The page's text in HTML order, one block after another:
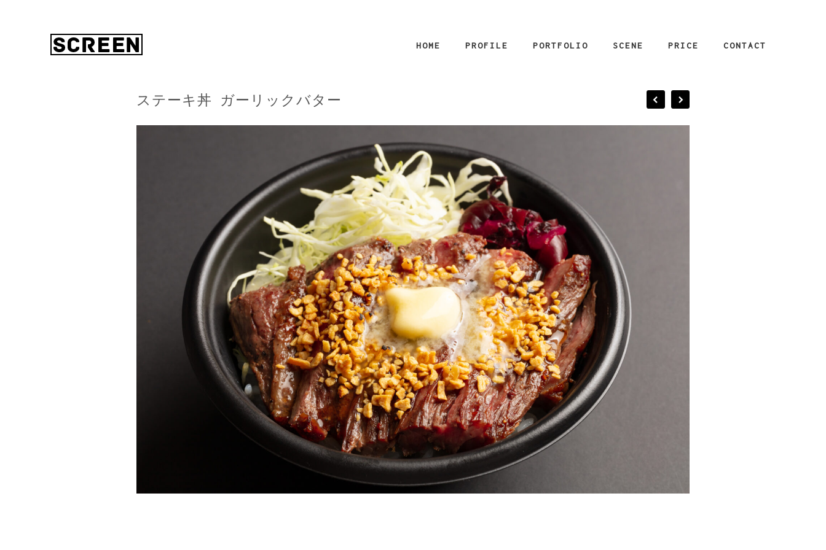
HOME PROFILE PORTFOLIO SCENE PRICE CONTACT
ステーキ丼 ガーリックバター